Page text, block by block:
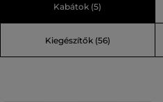
Kabátok (5)
Kiegészítők (56)